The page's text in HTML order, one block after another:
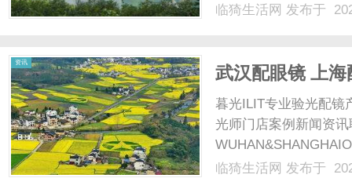
临猗生活网 发布于
资讯
武汉配眼镜 上海
暮光ILIT专业验光配镜
光师门店案例新闻资
配镜的写字楼眼镜店
临猗生活网 发布于